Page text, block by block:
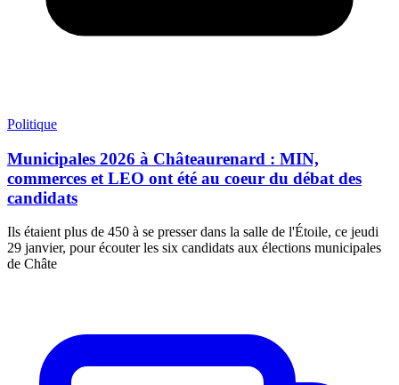
Politique
Municipales 2026 à Châteaurenard : MIN,
commerces et LEO ont été au coeur du débat des
candidats
Ils étaient plus de 450 à se presser dans la salle de l'Étoile, ce jeudi
29 janvier, pour écouter les six candidats aux élections municipales
de Châte